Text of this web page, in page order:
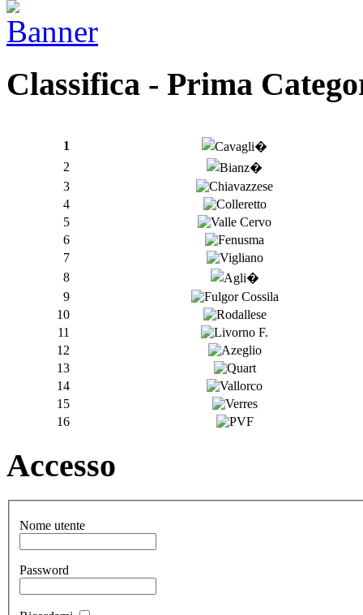
Classifica - Prima
1
2
3
4
5
6
7
8
9
10
11
12
13
14
15
16
Accesso
Nome utente
Password